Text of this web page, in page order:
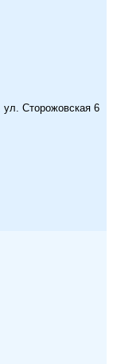
ул. Сторожовская 6